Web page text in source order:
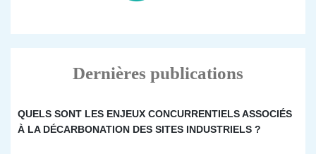
Dernières publications
QUELS SONT LES ENJEUX CONCURRENTIELS ASSOCIÉS
À LA DÉCARBONATION DES SITES INDUSTRIELS ?